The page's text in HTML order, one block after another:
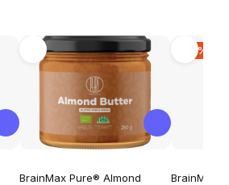
BrainMax Pure® Almond
-14 %
BrainMax